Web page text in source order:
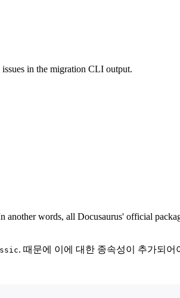
in the migration CLI output.
words, all Docusaurus' official
. 때문에 이에 대한 종속성이 추가되어